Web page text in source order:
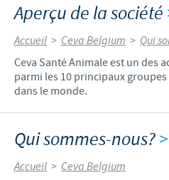
Aperçu de la société
Accueil > Ceva Belgium > Qui
Ceva Santé Animale est un des
parmi les 10 principaux
dans le monde.
Qui sommes-nous?>
Accueil > Ceva Belgium